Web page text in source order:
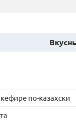
по-казахски